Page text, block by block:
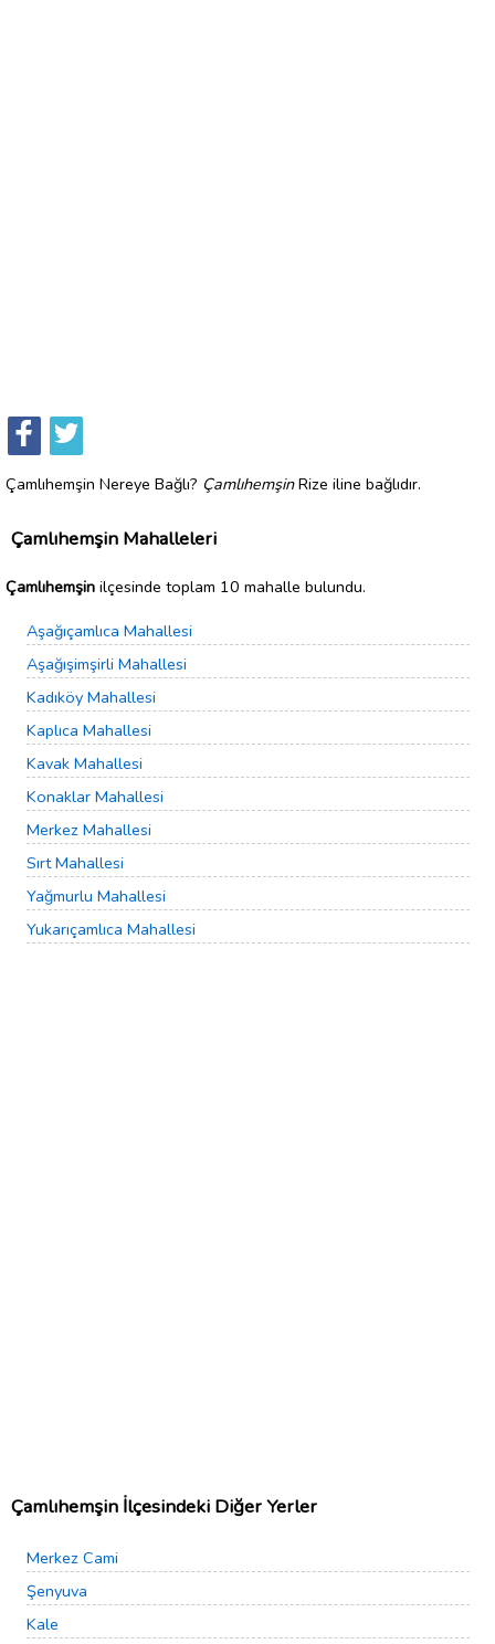
Çamlıhemşin Nereye Bağlı? ÇamlıhemşinRize iline bağlıdır.
Çamlıhemşin Mahalleleri
Çamlıhemşin ilçesinde toplam 10 mahalle bulundu.
Aşağıçamlıca Mahallesi
Aşağışimşirli Mahallesi
Kadıköy Mahallesi
Kaplıca Mahallesi
Kavak Mahallesi
Konaklar Mahallesi
Merkez Mahallesi
Sırt Mahallesi
Yağmurlu Mahallesi
Yukarıçamlıca Mahallesi
Çamlıhemşin İlçesindeki Diğer Yerler
Merkez Cami
Şenyuva
Kale